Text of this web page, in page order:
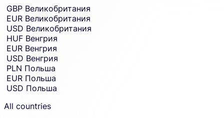
or
currency
you
want
to
send
money
from.
country
and
currency
selection
and
move
to
sending
amount
entry.
GBP Великобритания
EUR Великобритания
USD Великобритания
HUF Венгрия
EUR Венгрия
USD Венгрия
PLN Польша
EUR Польша
USD Польша
All countries